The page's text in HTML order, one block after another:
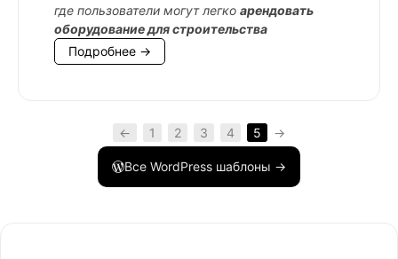
где пользователи могут легко арендовать
оборудование для строительства
Подробнее →
← 1 2 3 4 5 →
Все WordPress шаблоны →